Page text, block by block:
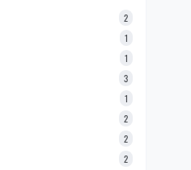
2
1
1
3
1
2
2
2